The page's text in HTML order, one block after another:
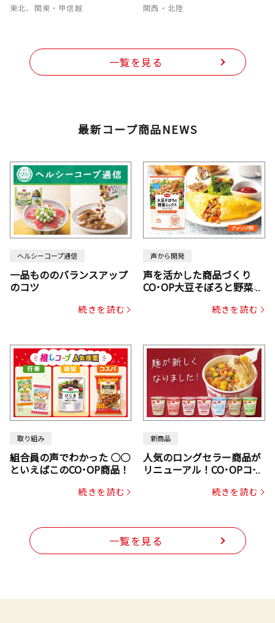
東北、関東・甲信越 関西・北陸
一覧を見る
最新コープ商品NEWS
ヘルシーコープ通信
一品もののバランスアップ
のコツ
続きを読む
声から開発
声を活かした商品づくり
CO･OP大豆そぼろと野菜ミ
じん・コーン入り）続きを読む
取り組み
組合員の声でわかった ○○
といえばこのCO･OP商品！
続きを読む
新商品
人気のロングセラー商品が
リニューアル！CO･OPコー
続きを読む
一覧を見る